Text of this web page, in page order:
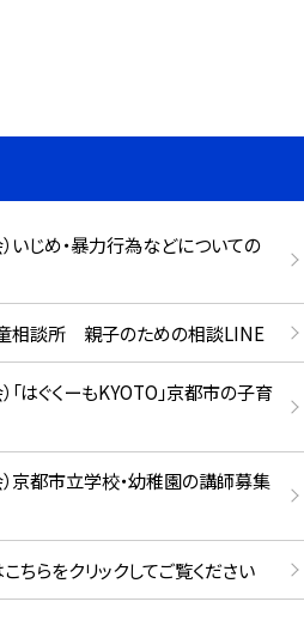
いじめ・暴力行為などについての
相談所 親子のための相談LINE
はぐくーもKYOTO」京都市の子育
京都市立学校・幼稚園の講師募集
らをクリックしてご覧ください